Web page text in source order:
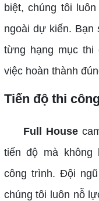
biệt, chúng tôi
ngoài dự kiến. Bạn
từng hạng mục thi
việc hoàn thành
Tiến độ thi
Full House
tiến độ mà không
công trình. Đội
chúng tôi luôn nỗ